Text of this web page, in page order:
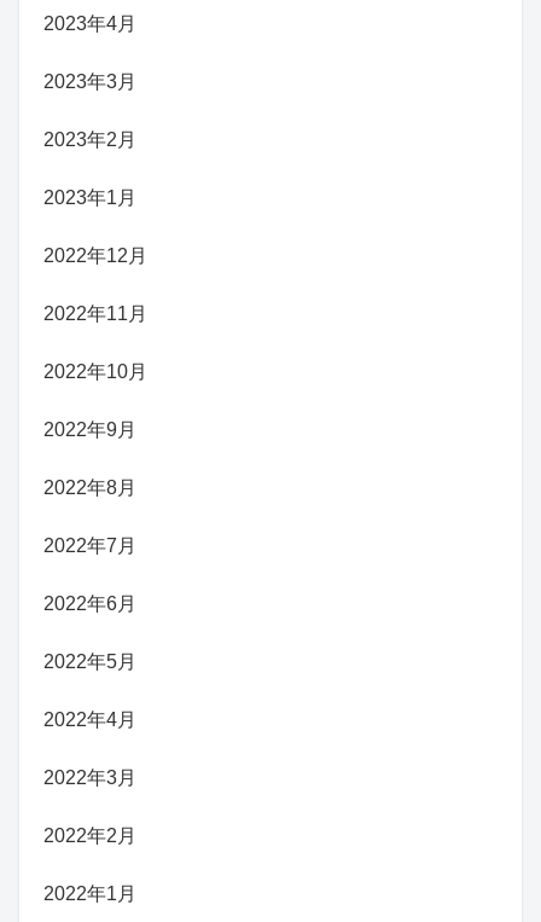
2023年4月
2023年3月
2023年2月
2023年1月
2022年12月
2022年11月
2022年10月
2022年9月
2022年8月
2022年7月
2022年6月
2022年5月
2022年4月
2022年3月
2022年2月
2022年1月